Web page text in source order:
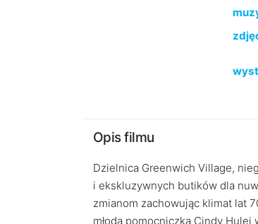
Opis filmu
Dzielnica Greenwich Village,
i ekskluzywnych butików dla
zmianom zachowując klimat lat
młoda pomocniczka Cindy